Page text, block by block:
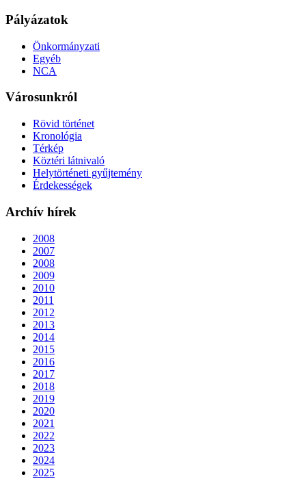
Pályázatok
Önkormányzati
Egyéb
NCA
Városunkról
Rövid történet
Kronológia
Térkép
Köztéri látnivaló
Helytörténeti gyűjtemény
Érdekességek
Archív hírek
2008
2007
2008
2009
2010
2011
2012
2013
2014
2015
2016
2017
2018
2019
2020
2021
2022
2023
2024
2025